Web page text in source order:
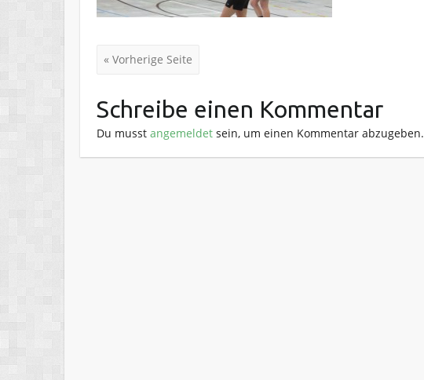
« Vorherige Seite
Schreibe einen Kommentar
Du musst angemeldetsein, um einen Kommentar abzugeben.